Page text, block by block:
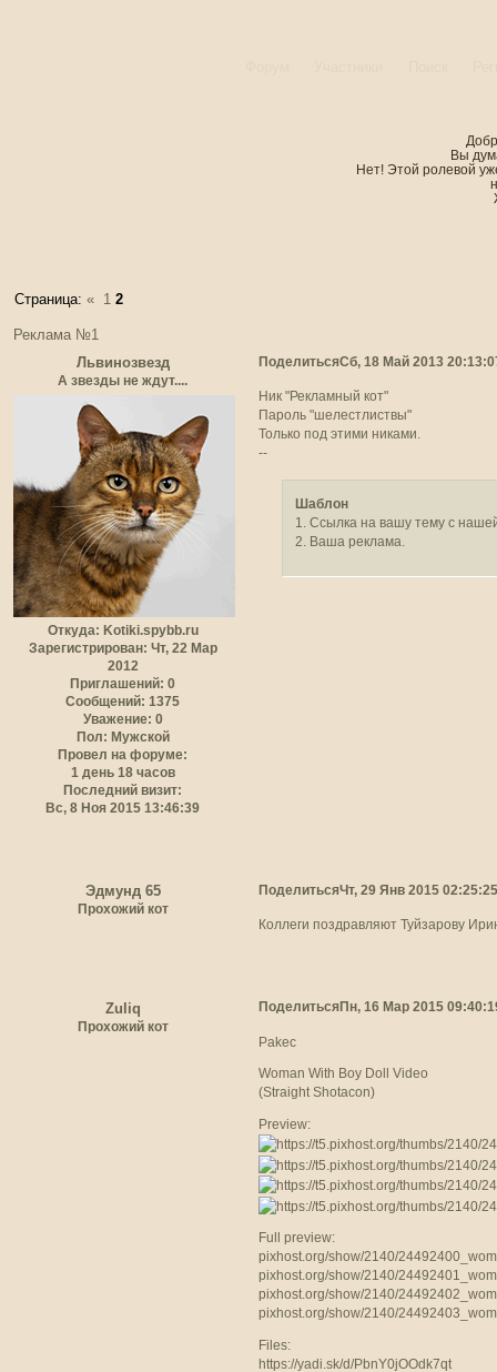
Вы
Нет! Этой ролевой
Реклама №1
Страница: « 1 2
ПоделитьсяСб, 18 Май 2013
Львинозвезд
А звезды не ждут....
Откуда: Kotiki.spybb.ru
Зарегистрирован: Чт, 22 Мар
2012
Приглашений: 0
Сообщений: 1375
Уважение: 0
Пол: Мужской
Провел на форуме:
1 день 18 часов
Последний визит:
Вс, 8 Ноя 2015 13:46:39
Ник "Рекламный кот"
Пароль "шелестлиствы"
Только под этими никами.
--
Шаблон
1. Ссылка на вашу тему с
2. Ваша реклама.
ПоделитьсяЧт, 29 Янв 2015 02:25:25
Эдмунд 65
Прохожий кот
Коллеги поздравляют Туйзарову
Поделиться Пн, 16 Мар 2015
Zuliq
Прохожий кот
Pakec
Woman With Boy Doll Video
(Straight Shotacon)
Preview:
Full preview:
pixhost.org/show/2140/
pixhost.org/show/2140/
pixhost.org/show/2140/
pixhost.org/show/2140/
Files:
https://yadi.sk/d/PbnY0jOOdk7qt